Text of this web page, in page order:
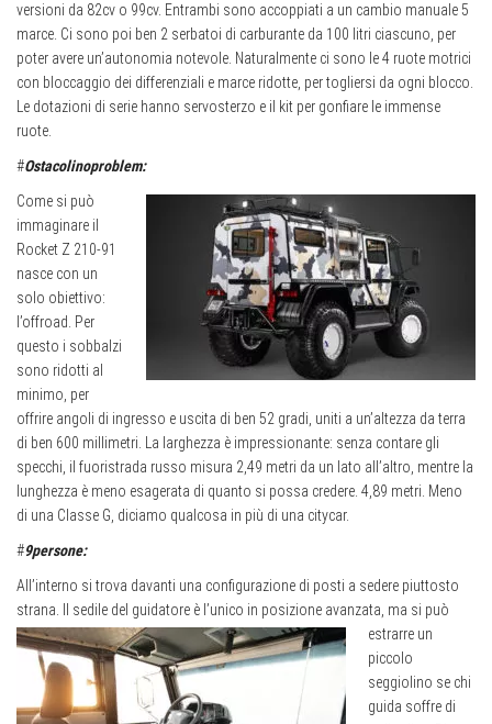
versioni da 82cv o 99cv. Entrambi sono accoppiati a un cambio manuale 5
marce. Ci sono poi ben 2 serbatoi di carburante da 100 litri ciascuno, per
poter avere un’autonomia notevole. Naturalmente ci sono le 4 ruote motrici
con bloccaggio dei differenziali e marce ridotte, per togliersi da ogni blocco.
Le dotazioni di serie hanno servosterzo e il kit per gonfiare le immense
ruote.
#Ostacolinoproblem:
Come si può
immaginare il
Rocket Z 210-91
nasce con un
solo obiettivo:
l’offroad. Per
questo i sobbalzi
sono ridotti al
minimo, per
offrire angoli di ingresso e uscita di ben 52 gradi, uniti a un’altezza da terra
di ben 600 millimetri. La larghezza è impressionante: senza contare gli
specchi, il fuoristrada russo misura 2,49 metri da un lato all’altro, mentre la
lunghezza è meno esagerata di quanto si possa credere. 4,89 metri. Meno
di una Classe G, diciamo qualcosa in più di una citycar.
#9persone:
All’interno si trova davanti una configurazione di posti a sedere piuttosto
strana. Il sedile del guidatore è l’unico in posizione avanzata, ma si può
estrarre un
piccolo
seggiolino se chi
guida soffre di